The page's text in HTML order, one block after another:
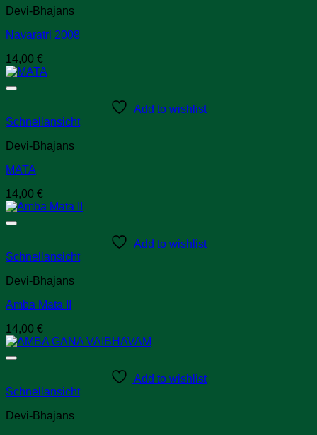
Devi-Bhajans
Navaratri 2008
14,00 €
Add to wishlist
Schnellansicht
Devi-Bhajans
MATA
14,00 €
Add to wishlist
Schnellansicht
Devi-Bhajans
Amba Mata II
14,00 €
Add to wishlist
Schnellansicht
Devi-Bhajans